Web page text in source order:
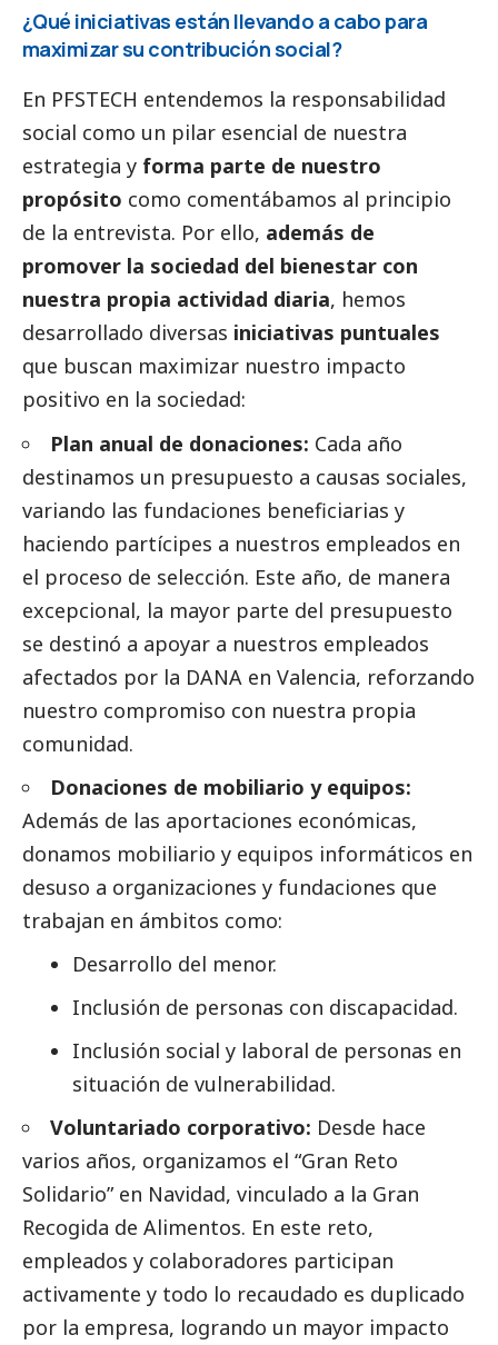
¿Qué iniciativas están llevando a cabo para
maximizar su contribuciónsocial?
En PFSTECH entendemos la responsabilidad
social como un pilar esencial de nuestra
estrategia y forma parte de nuestro
propósito como comentábamos al principio
de la entrevista. Por ello, además de
promover la sociedad del bienestar con
nuestra propia actividad diaria, hemos
desarrollado diversas iniciativas puntuales
que buscan maximizar nuestro impacto
positivo en la sociedad:
Plan anual de donaciones: Cada año
destinamos un presupuesto a causas sociales,
variando las fundaciones beneficiarias y
haciendo partícipes a nuestros empleados en
el proceso de selección. Este año, de manera
excepcional, la mayor parte del presupuesto
se destinó a apoyar a nuestros empleados
afectados por la DANA en Valencia, reforzando
nuestro compromiso con nuestra propia
comunidad.
Donaciones de mobiliario y equipos:
Además de las aportaciones económicas,
donamos mobiliario y equipos informáticos en
desuso a organizaciones y fundaciones que
trabajan en ámbitos como:
Desarrollo del menor.
Inclusión de personas con discapacidad.
Inclusión social y laboral de personas en
situación de vulnerabilidad.
Voluntariado corporativo: Desde hace
varios años, organizamos el “Gran Reto
Solidario” en Navidad, vinculado a la Gran
Recogida de Alimentos. En este reto,
empleados y colaboradores participan
activamente y todo lo recaudado es duplicado
por la empresa, logrando un mayor impacto